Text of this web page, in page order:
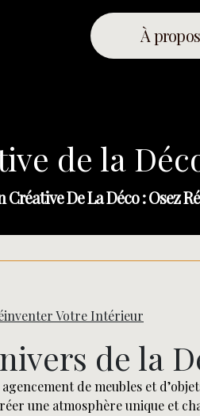
À
de la
De La Déco : Osez
Votre Intérieur
de la
de meubles et
une atmosphère unique et